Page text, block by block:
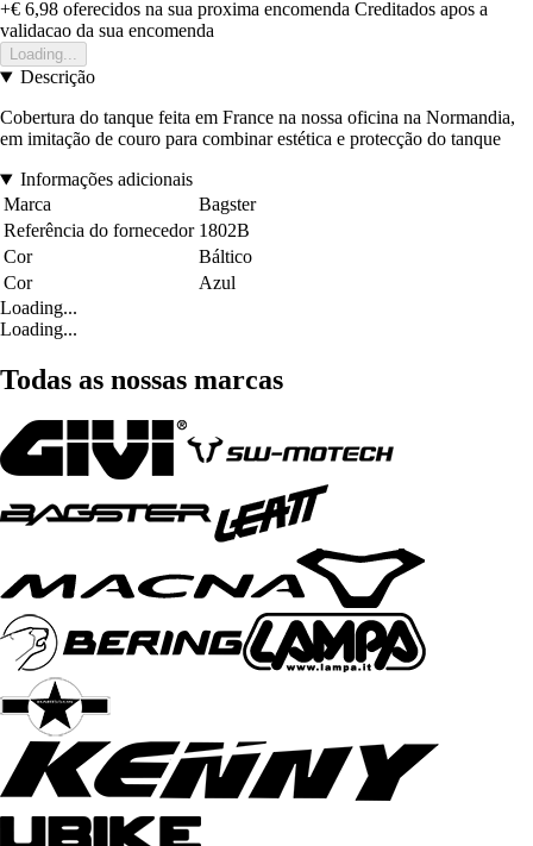
+€ 6,98 oferecidos na sua proxima encomenda Creditados apos a
validacao da sua encomenda
Loading...
Descrição
Cobertura do tanque feita em France na nossa oficina na Normandia,
em imitação de couro para combinar estética e protecção do tanque
Informações adicionais
Marca
Bagster
Referência do fornecedor 1802B
Cor
Báltico
Cor
Azul
Loading...
Loading...
Todas as nossas marcas